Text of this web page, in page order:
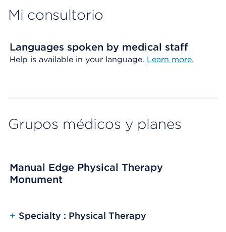
Mi consultorio
Languages spoken by medical staff
Help is available in your language. Learn more.
Grupos médicos y planes
Manual Edge Physical Therapy
Monument
+ Specialty : Physical Therapy